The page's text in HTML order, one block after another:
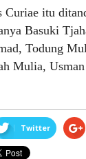
Curiae itu
Basuki
Todung
Mulia,
Twitter